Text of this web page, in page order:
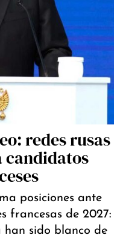
redes rusas
candidatos
posiciones ante
francesas de 2027:
han sido blanco de